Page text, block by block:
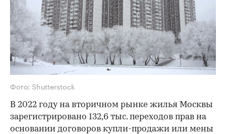
Фото: Shutterstock
В 2022 году на вторичном рынке жилья Москвы
зарегистрировано 132,6 тыс. переходов прав на
основании договоров купли-продажи или мены